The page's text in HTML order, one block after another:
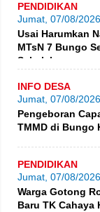
PENDIDIKAN
Jumat, 07/08/
Usai Harumkan
MTsN 7 Bungo
Sekolah
INFO DESA
Jumat, 07/08/
Pengeboran
TMMD di Bungo
PENDIDIKAN
Jumat, 07/08/
Warga Gotong
Baru TK Cahaya